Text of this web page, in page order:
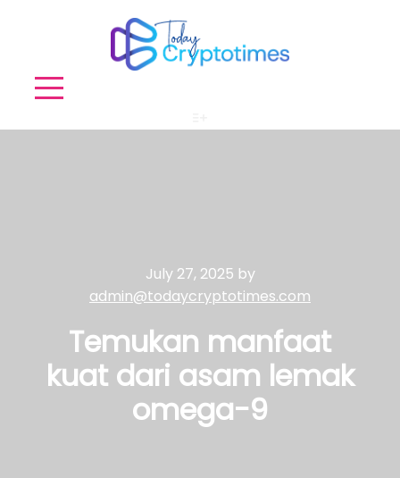
July 27, 2025 by
admin@todaycryptotimes.com
Temukan manfaat
kuat dari asam lemak
omega-9